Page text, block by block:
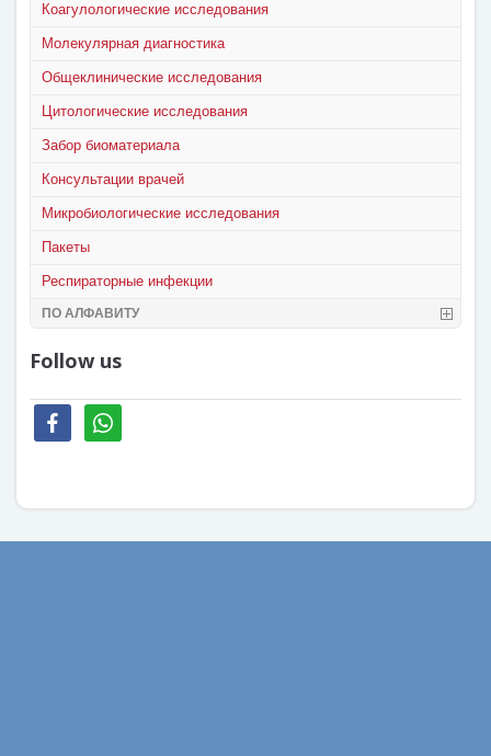
Коагулологические исследования
Молекулярная диагностика
Общеклинические исследования
Цитологические исследования
Забор биоматериала
Консультации врачей
Микробиологические исследования
Пакеты
Респираторные инфекции
ПО АЛФАВИТУ
Follow us
facebookwhatsapp